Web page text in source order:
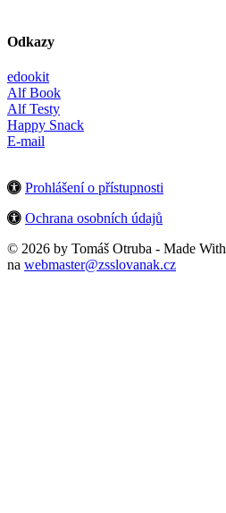
Odkazy
edookit
Alf Book
Alf Testy
Happy Snack
E-mail
Prohlášení o přístupnosti
Ochrana osobních údajů
© 2026 by Tomáš Otruba - Made With
na webmaster@zsslovanak.cz